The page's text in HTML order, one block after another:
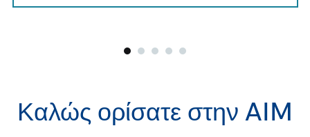
Καλώς ορίσατε στην AIM